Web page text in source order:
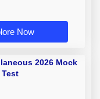
Now
2026 Mock
Test